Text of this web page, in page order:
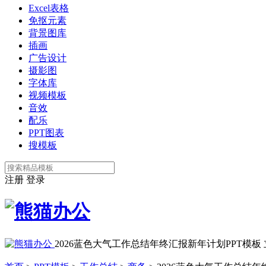
Excel表格
免抠元素
背景图库
插画
广告设计
摄影图
字体库
视频模板
音效
配乐
PPT图表
搜模板
注册 登录
2026蓝色大气工作总结年终汇报新年计划PPT模板